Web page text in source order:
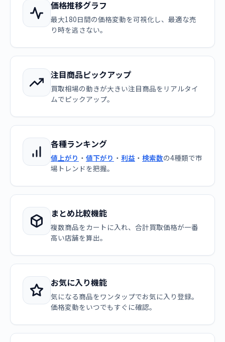
価格推移グラフ
最大180日間の価格変動を可視化し、最適な売
り時を逃さない。
注目商品ピックアップ
買取相場の動きが大きい注目商品をリアルタイ
ムでピックアップ。
各種ランキング
値上がり ・ 値下がり ・ 利益 ・ 検索数の4種類で市
場トレンドを把握。
まとめ比較機能
複数商品をカートに入れ、合計買取価格が一番
高い店舗を算出。
お気に入り機能
気になる商品をワンタップでお気に入り登録。
価格変動をいつでもすぐに確認。